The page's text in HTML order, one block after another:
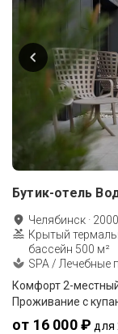
Бутик-отель
Челябинск · 2000
Крытый
бассейн 500 м²
SPA / Лечебные
Комфорт 2-
от 16 000 ₽ для